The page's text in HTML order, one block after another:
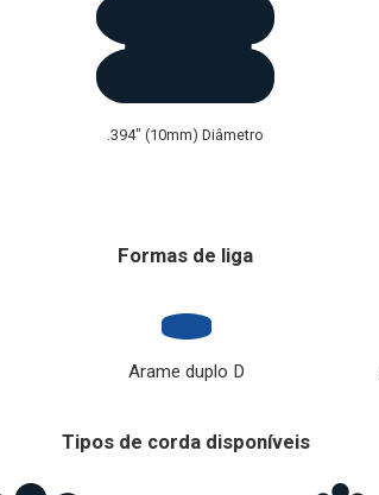
.394" (10mm) Diâmetro
Formas de liga
Arame duplo D
Tipos de corda disponíveis